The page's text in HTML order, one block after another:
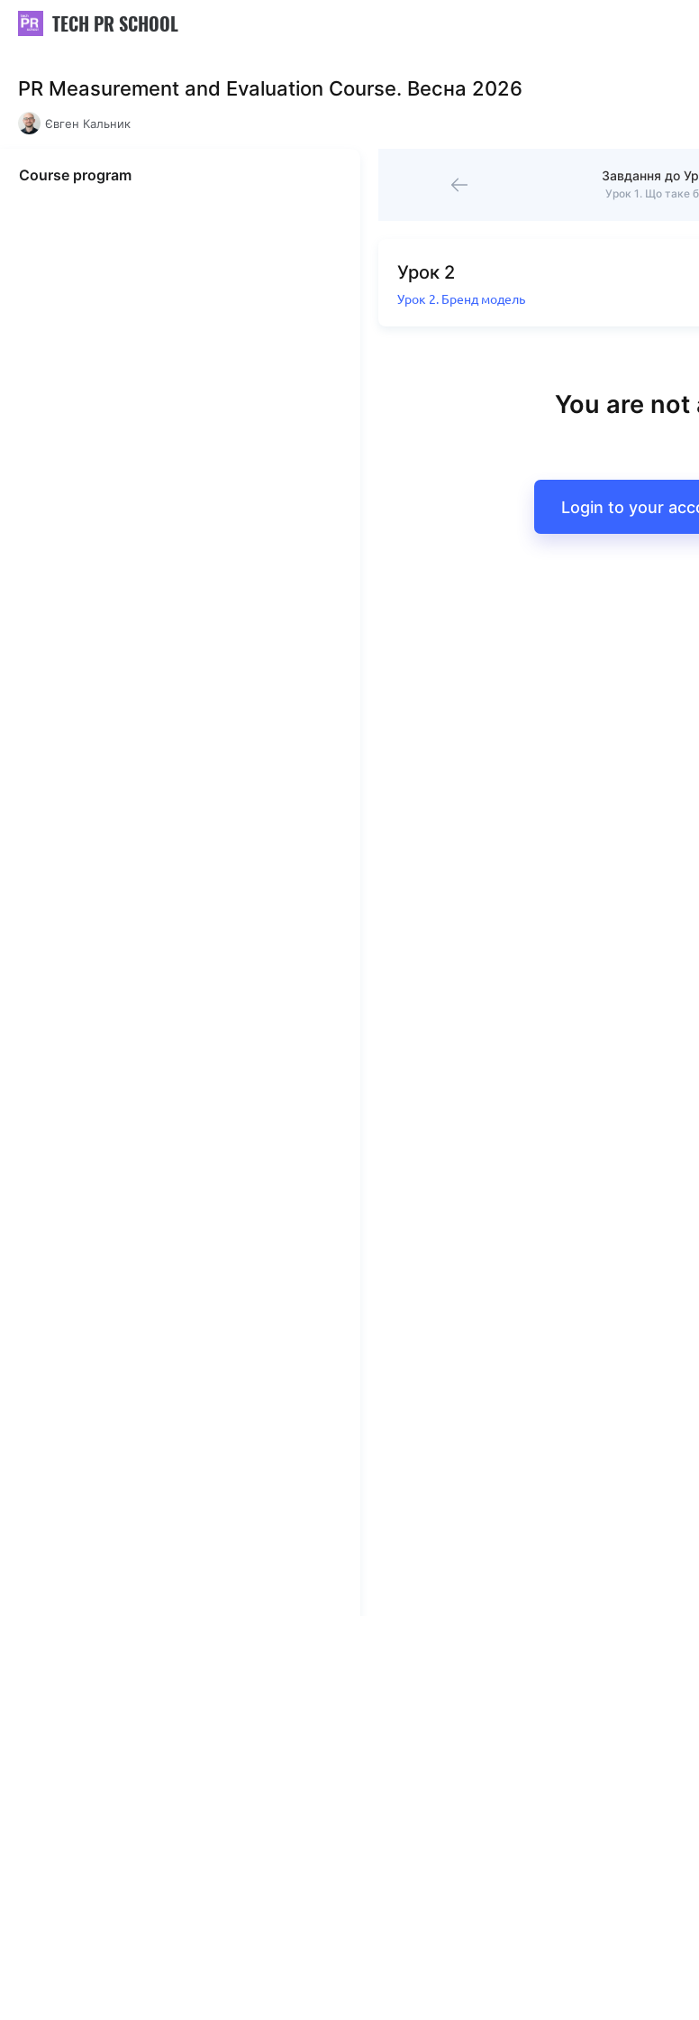
TECH PR SCHOOL
PR Measurement and Evaluation Course. Весна 2026
Євген Кальник
Course program Завдання до
Урок 1. Що таке
Урок 2
Урок 2. Бренд модель
You are
Login to your